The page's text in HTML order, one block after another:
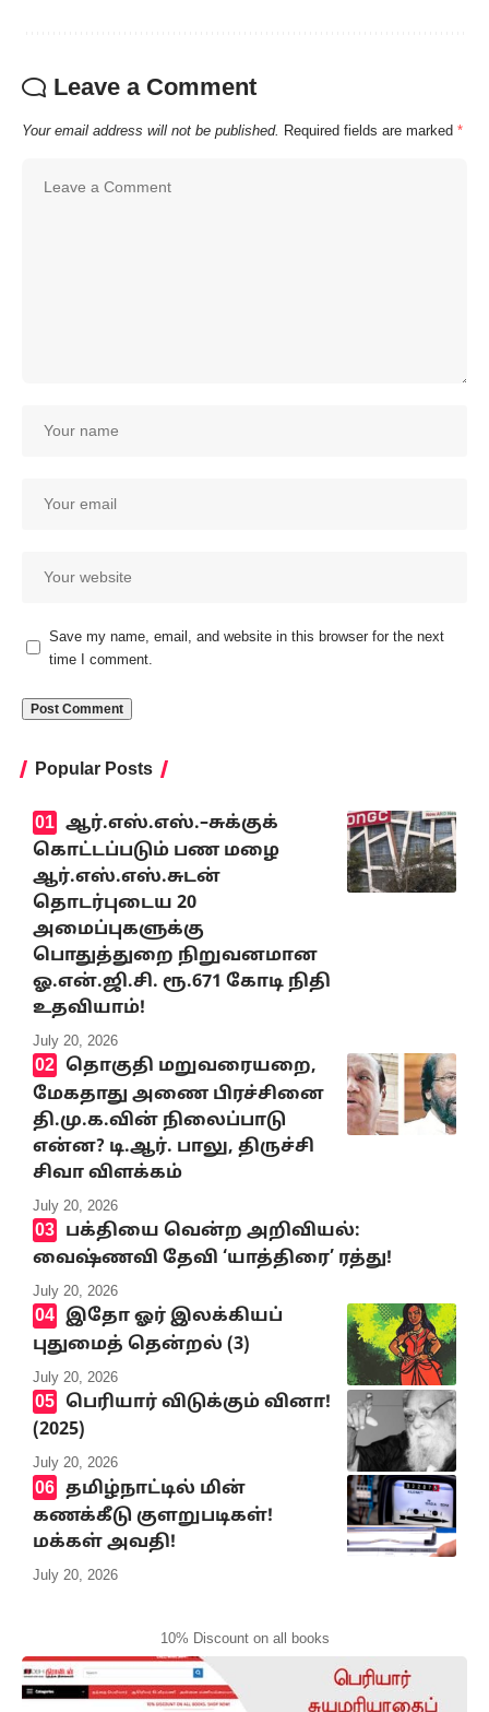
Leave a Comment
Your email address will not be published. Required fields are marked *
Save my name, email, and website in this browser for the next
time I comment.
Popular Posts
ஆர்.எஸ்.எஸ்.–சுக்குக்
கொட்டப்படும் பண மழை
ஆர்.எஸ்.எஸ்.சுடன்
தொடர்புடைய 20
அமைப்புகளுக்கு
பொதுத்துறை நிறுவனமான
ஓ.என்.ஜி.சி. ரூ.671 கோடி நிதி
உதவியாம்!
July 20, 2026
தொகுதி மறுவரையறை,
மேகதாது அணை பிரச்சினை
தி.மு.க.வின் நிலைப்பாடு
என்ன? டி.ஆர். பாலு, திருச்சி
சிவா விளக்கம்
July 20, 2026
பக்தியை வென்ற அறிவியல்:
வைஷ்ணவி தேவி ‘யாத்திரை’ ரத்து!
July 20, 2026
இதோ ஓர் இலக்கியப்
புதுமைத் தென்றல் (3)
July 20, 2026
பெரியார் விடுக்கும் வினா!
(2025)
July 20, 2026
தமிழ்நாட்டில் மின்
கணக்கீடு குளறுபடிகள்!
மக்கள் அவதி!
July 20, 2026
10% Discount on all books